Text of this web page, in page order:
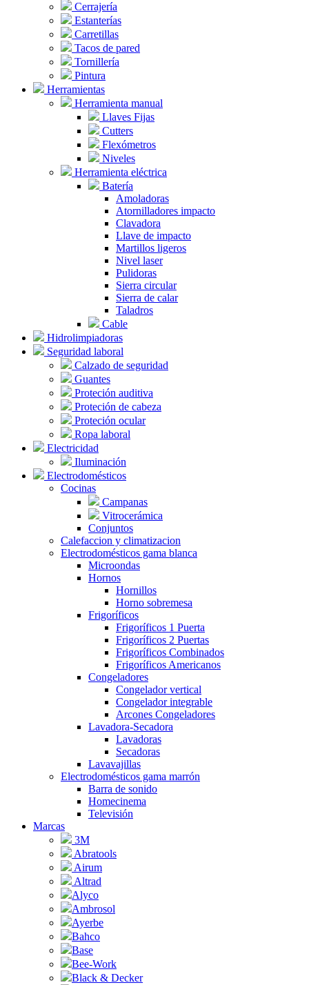
Cerrajería
Estanterías
Carretillas
Tacos de pared
Tornillería
Pintura
Herramientas
Herramienta manual
Llaves Fijas
Cutters
Flexómetros
Niveles
Herramienta eléctrica
Batería
Amoladoras
Atornilladores impacto
Clavadora
Llave de impacto
Martillos ligeros
Nivel laser
Pulidoras
Sierra circular
Sierra de calar
Taladros
Cable
Hidrolimpiadoras
Seguridad laboral
Calzado de seguridad
Guantes
Proteción auditiva
Proteción de cabeza
Proteción ocular
Ropa laboral
Electricidad
Iluminación
Electrodomésticos
Cocinas
Campanas
Vitrocerámica
Conjuntos
Calefaccion y climatizacion
Electrodomésticos gama blanca
Microondas
Hornos
Hornillos
Horno sobremesa
Frigoríficos
Frigoríficos 1 Puerta
Frigoríficos 2 Puertas
Frigoríficos Combinados
Frigoríficos Americanos
Congeladores
Congelador vertical
Congelador integrable
Arcones Congeladores
Lavadora-Secadora
Lavadoras
Secadoras
Lavavajillas
Electrodomésticos gama marrón
Barra de sonido
Homecinema
Televisión
Marcas
3M
Abratools
Airum
Altrad
Alyco
Ambrosol
Ayerbe
Bahco
Base
Bee-Work
Black & Decker